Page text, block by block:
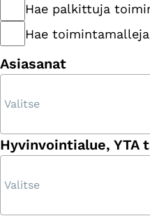
Hae palkittuja
Hae
Asiasanat
Hyvinvointialue, YTA